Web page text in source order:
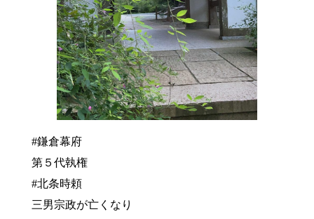
#鎌倉幕府
第５代執権
#北条時頼
三男宗政が亡くなり